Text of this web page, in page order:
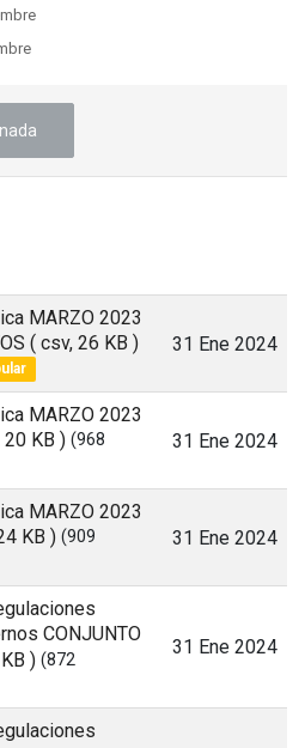
MARZO 2023
( csv, 26 KB ) 31 Ene 2024
MARZO 2023
20 KB ) (968
31 Ene 2024
MARZO 2023
KB ) (909
31 Ene 2024
CONJUNTO
) (872
31 Ene 2024